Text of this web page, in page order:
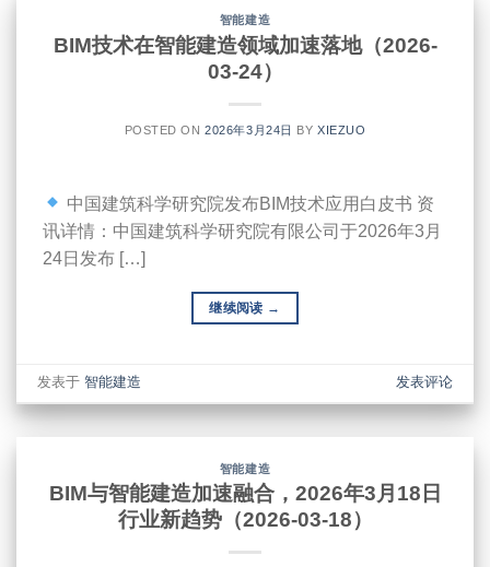
智能建造
BIM技术在智能建造领域加速落地（2026-
03-24）
POSTED ON2026年3月24日 BYXIEZUO
中国建筑科学研究院发布BIM技术应用白皮书 资
讯详情：中国建筑科学研究院有限公司于2026年3月
24日发布 […]
继续阅读 →
发表于智能建造 发表评论
智能建造
BIM与智能建造加速融合，2026年3月18日
行业新趋势（2026-03-18）